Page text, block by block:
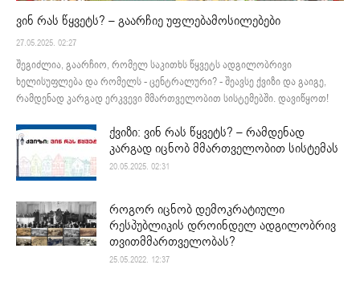
ვინ რას წყვეტს? – გაარჩიე უფლებამოსილებები
27.05.2025. 02:27
შეგიძლია, გაარჩიო, რომელ საკითხს წყვეტს ადგილობრივი
ხელისუფლება და რომელს - ცენტრალური? - შეავსე ქვიზი და გაიგე,
რამდენად კარგად ერკვევი მმართველობით სისტემებში. დავიწყოთ!
ქვიზი: ვინ რას წყვეტს? – რამდენად
კარგად იცნობ მმართველობით სისტემას
20.05.2025. 02:31
როგორ იცნობ დემოკრატიული
რესპუბლიკის დროინდელ ადგილობრივ
თვითმმართველობას?
25.05.2022. 12:37